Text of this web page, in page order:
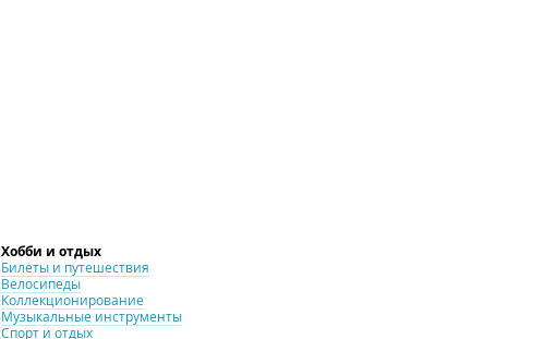
Хобби и отдых
Билеты и путешествия
Велосипеды
Коллекционирование
Музыкальные инструменты
Спорт и отдых